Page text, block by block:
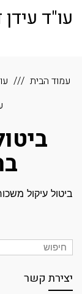
עו"ד עידן
עמוד הבית
ביטול עיקול
יצירת קשר